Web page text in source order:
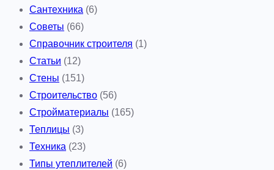
Сантехника (6)
Советы (66)
Справочник строителя (1)
Статьи (12)
Стены (151)
Строительство (56)
Стройматериалы (165)
Теплицы (3)
Техника (23)
Типы утеплителей (6)